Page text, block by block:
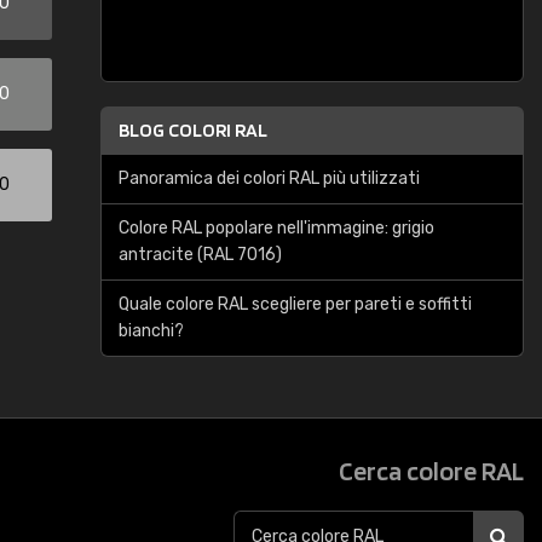
BLOG COLORI RAL
Panoramica dei colori RAL più utilizzati
Colore RAL popolare nell'immagine: grigio
antracite (RAL 7016)
Quale colore RAL scegliere per pareti e soffitti
bianchi?
Cerca colore RAL